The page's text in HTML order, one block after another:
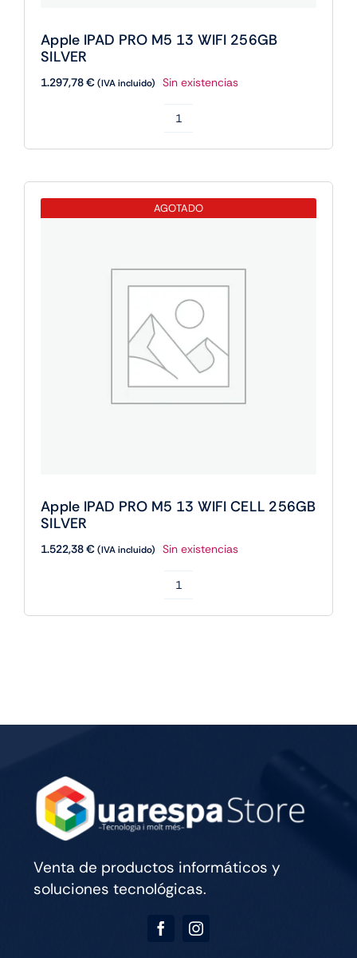
Apple IPAD PRO M5 13 WIFI 256GB
SILVER
1.297,78€(IVA incluido) Sin existencias
IPAD
13
cantidad
AGOTADO
Apple IPAD PRO M5 13 WIFI CELL 256GB
SILVER
1.522,38€(IVA incluido) Sin existencias
IPAD
CELL
Venta de productos informáticos y
soluciones tecnológicas.